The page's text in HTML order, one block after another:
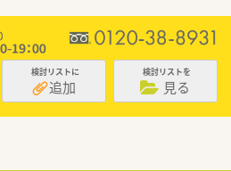
検討リストに
追加
検討リストを
見る